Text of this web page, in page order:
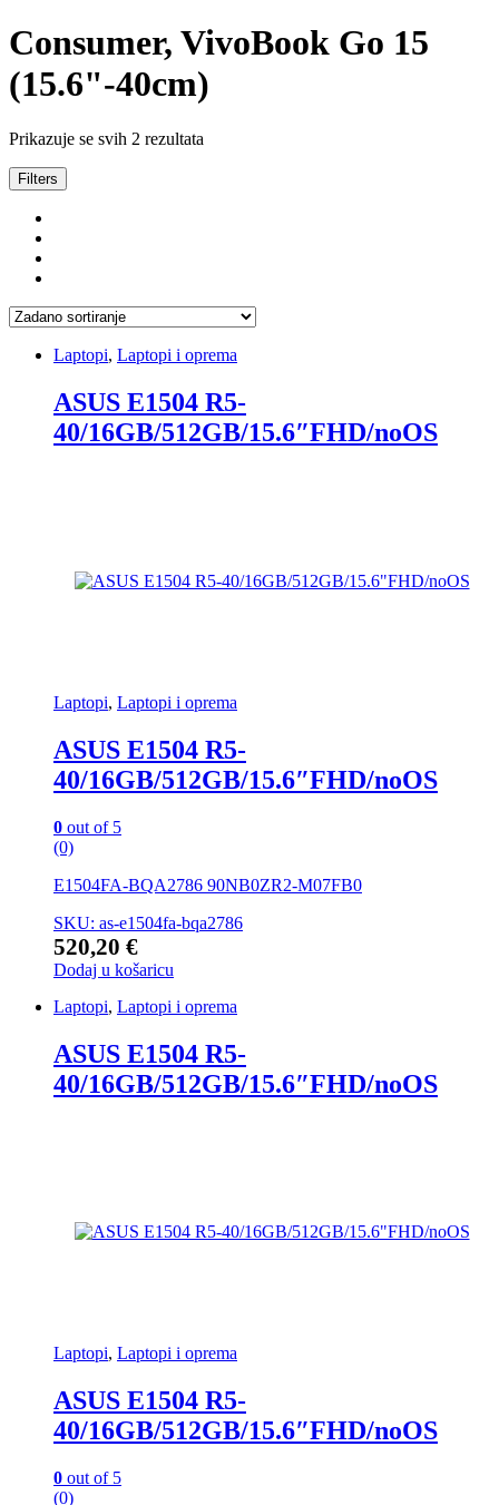
Consumer, VivoBook Go 15
(15.6"-40cm)
Prikazuje se svih 2 rezultata
Filters
Laptopi, Laptopi i oprema
ASUS E1504 R5-
40/16GB/512GB/15.6″FHD/noOS
Laptopi, Laptopi i oprema
ASUS E1504 R5-
40/16GB/512GB/15.6″FHD/noOS
0 out of 5
(0)
E1504FA-BQA2786 90NB0ZR2-M07FB0
SKU: as-e1504fa-bqa2786
520,20 €
Dodaj u košaricu
Laptopi, Laptopi i oprema
ASUS E1504 R5-
40/16GB/512GB/15.6″FHD/noOS
Laptopi, Laptopi i oprema
ASUS E1504 R5-
40/16GB/512GB/15.6″FHD/noOS
0 out of 5
(0)